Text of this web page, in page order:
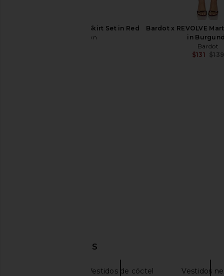
superdown Veneda Skirt Set in Red
superdown
Bardot x REVOLVE
in
Bardot
$131 $139
DESCUBRIR MÁS
Vestidos de cóctel Vestidos